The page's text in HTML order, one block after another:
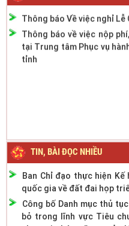
Thông báo Về việc nghỉ Lễ
Thông báo về việc nộp
tại Trung tâm Phục vụ
tỉnh
TIN, BÀI ĐỌC NHIỀU
Ban Chỉ đạo thực hiện
quốc gia về đất đai họp
Công bố Danh mục thủ
bỏ trong lĩnh vực Tiêu